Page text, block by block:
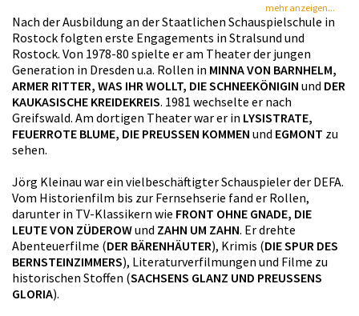
mehr anzeigen...
Nach der Ausbildung an der Staatlichen Schauspielschule in
Rostock folgten erste Engagements in Stralsund und
Rostock. Von 1978-80 spielte er am Theater der jungen
Generation in Dresden u.a. Rollen in MINNA VON BARNHELM,
ARMER RITTER, WAS IHR WOLLT, DIE SCHNEEKÖNIGIN und DER
KAUKASISCHE KREIDEKREIS. 1981 wechselte er nach
Greifswald. Am dortigen Theater war er in LYSISTRATE,
FEUERROTE BLUME, DIE PREUSSEN KOMMEN und EGMONT zu
sehen.
Jörg Kleinau war ein vielbeschäftigter Schauspieler der DEFA.
Vom Historienfilm bis zur Fernsehserie fand er Rollen,
darunter in TV-Klassikern wie FRONT OHNE GNADE, DIE
LEUTE VON ZÜDEROWund ZAHN UM ZAHN. Er drehte
Abenteuerfilme (DER BÄRENHÄUTER), Krimis (DIE SPUR DES
BERNSTEINZIMMERS), Literaturverfilmungen und Filme zu
historischen Stoffen (SACHSENS GLANZ UND PREUSSENS
GLORIA).